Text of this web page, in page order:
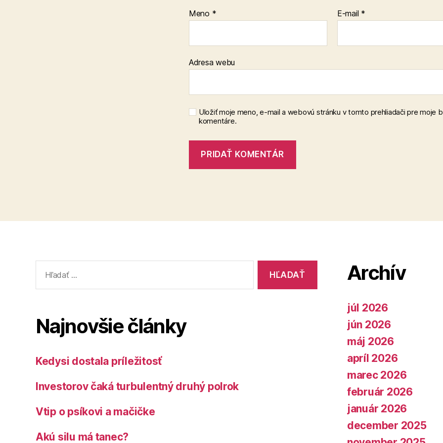
Meno * E-mail *
Adresa webu
Uložiť moje meno, e-mail a webovú stránku v tomto prehliadači pre moje
komentáre.
Najnovšie články
Kedysi dostala príležitosť
Investorov čaká turbulentný druhý polrok
Vtip o psíkovi a mačičke
Akú silu má tanec?
Archív
júl 2026
jún 2026
máj 2026
apríl 2026
marec 2026
február 2026
január 2026
december 2025